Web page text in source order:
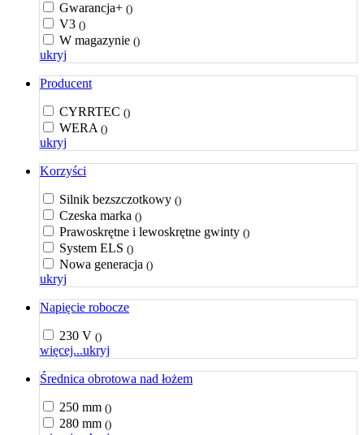
Gwarancja+ ()
V3 ()
W magazynie ()
ukryj
Producent
CYRRTEC ()
WERA ()
ukryj
Korzyści
Silnik bezszczotkowy ()
Czeska marka ()
Prawoskrętne i lewoskrętne gwinty ()
System ELS ()
Nowa generacja ()
ukryj
Napięcie robocze
230 V ()
więcej...ukryj
Średnica obrotowa nad łożem
250 mm ()
280 mm ()